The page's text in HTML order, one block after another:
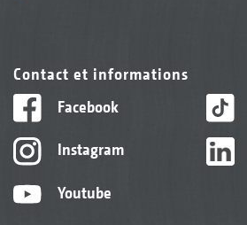
Contact et informations
Facebook
Instagram
Youtube